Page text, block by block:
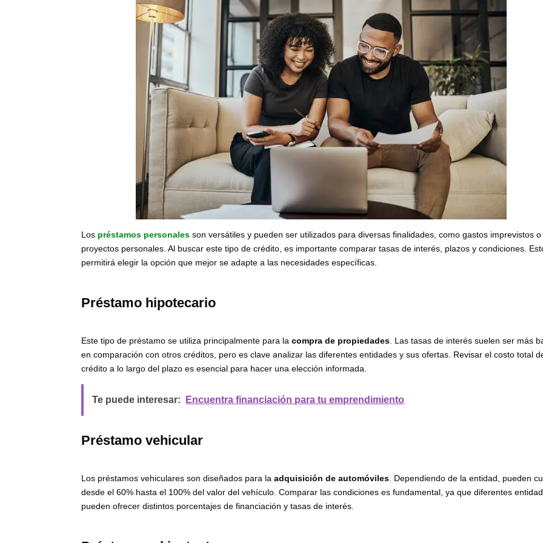
Los préstamos personales son versátiles y pueden ser utilizados para diversas finalidades, como gastos imprevistos o
proyectos personales. Al buscar este tipo de crédito, es importante comparar tasas de interés, plazos y condiciones.
permitirá elegir la opción que mejor se adapte a las necesidades específicas.
Préstamo hipotecario
Este tipo de préstamo se utiliza principalmente para lacompra de propiedades . Las tasas de interés suelen ser más
en comparación con otros créditos, pero es clave analizar las diferentes entidades y sus ofertas. Revisar el costo total
crédito a lo largo del plazo es esencial para hacer una elección informada.
Te puede interesar: Encuentra financiación para tu emprendimiento
Préstamo vehicular
Los préstamos vehiculares son diseñados para laadquisición de automóviles . Dependiendo de la entidad, pueden
desde el 60% hasta el 100% del valor del vehículo. Comparar las condiciones es fundamental, ya que diferentes
pueden ofrecer distintos porcentajes de financiación y tasas de interés.